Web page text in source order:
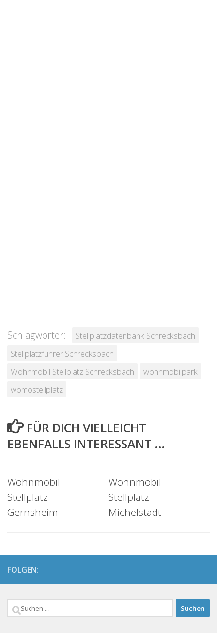
Schlagwörter:
Stellplatzdatenbank Schrecksbach
Stellplatzführer Schrecksbach
Wohnmobil Stellplatz Schrecksbach
wohnmobilpark
womostellplatz
FÜR DICH VIELLEICHT
EBENFALLS INTERESSANT …
Wohnmobil
Stellplatz
Gernsheim
Wohnmobil
Stellplatz
Michelstadt
FOLGEN:
Suchen